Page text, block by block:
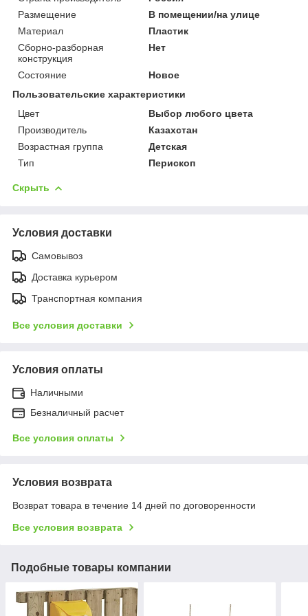
Размещение
В помещении/на улице
Материал
Пластик
Сборно-разборная
конструкция
Нет
Состояние
Новое
Пользовательские характеристики
Цвет
Выбор любого цвета
Производитель
Казахстан
Возрастная группа
Детская
Тип
Перископ
Скрыть
Условия доставки
Самовывоз
Доставка курьером
Транспортная компания
Все условия доставки
Условия оплаты
Наличными
Безналичный расчет
Все условия оплаты
Условия возврата
Возврат товара в течение 14 дней по договоренности
Все условия возврата
Подобные товары компании